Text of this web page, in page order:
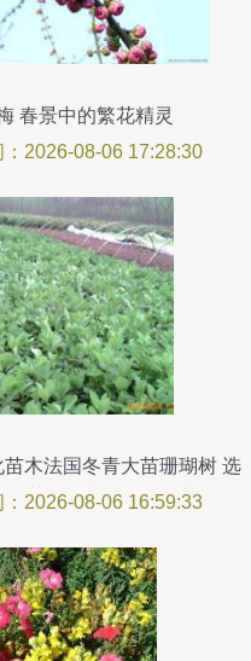
春景中的繁花精灵
2026-08-06 17:28:30
木法国冬青大苗珊瑚树 选
园花卉园艺场，品质与价格
2026-08-06 16:59:33